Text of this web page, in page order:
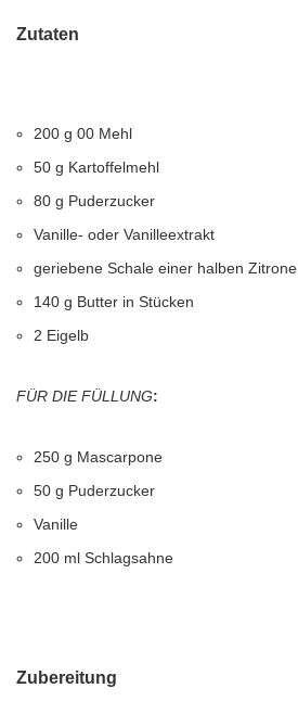
Zutaten
200 g 00 Mehl
50 g Kartoffelmehl
80 g Puderzucker
Vanille- oder Vanilleextrakt
geriebene Schale einer halben Zitrone
140 g Butter in Stücken
2 Eigelb
FÜR DIE FÜLLUNG:
250 g Mascarpone
50 g Puderzucker
Vanille
200 ml Schlagsahne
Zubereitung